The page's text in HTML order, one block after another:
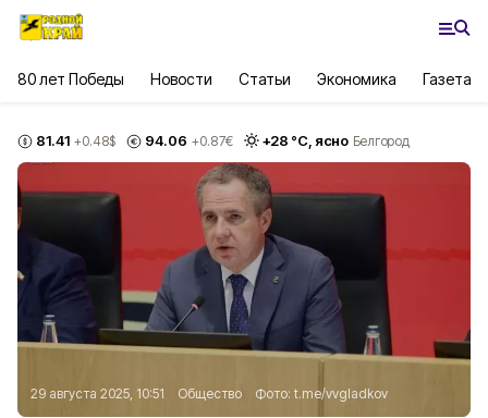
80 лет Победы Новости Статьи Экономика Газета
81.41 +0.48$ 94.06 +0.87€ +28 °С, ясно Белгород
29 августа 2025, 10:51 Общество Фото: t.me/vvgladkov